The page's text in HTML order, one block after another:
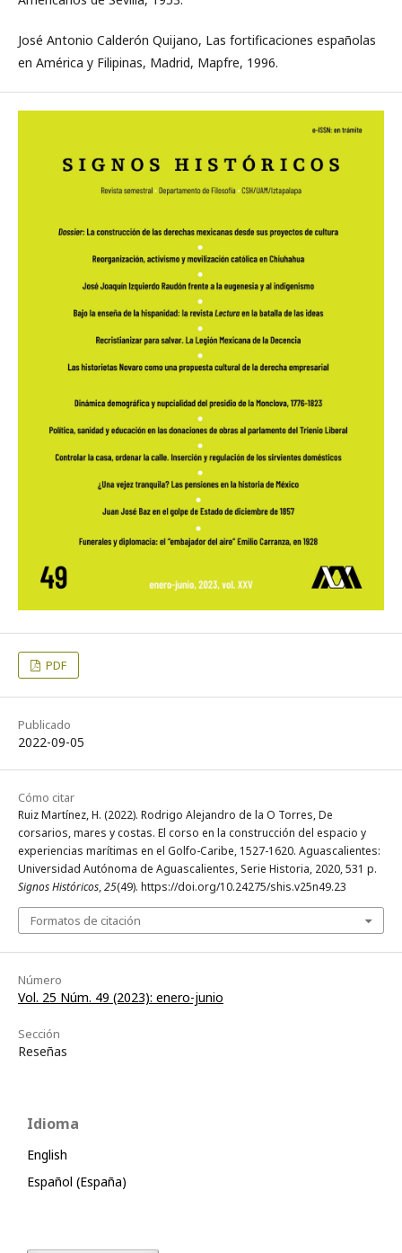
José Antonio Calderón Quijano, Las fortificaciones españolas
en América y Filipinas, Madrid, Mapfre, 1996.
PDF
Publicado
2022-09-05
Cómo citar
Ruiz Martínez, H. (2022). Rodrigo Alejandro de la O Torres, De
corsarios, mares y costas. El corso en la construcción del espacio y
experiencias marítimas en el Golfo-Caribe, 1527-1620. Aguascalientes:
Universidad Autónoma de Aguascalientes, Serie Historia, 2020, 531 p.
Signos Históricos,25(49). https://doi.org/10.24275/shis.v25n49.23
Formatos de citación
Número
Vol. 25 Núm. 49 (2023): enero-junio
Sección
Reseñas
Idioma
English
Español (España)